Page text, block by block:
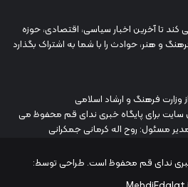
تا آخرین اخبار سیاسی، اقتصادی، حوزه
و هنر، حوادث را با شما به اشتراک بگذارد
وزارت فرهنگ و ارشاد اسلامی
برای پایگاه خبری ندای قم محفوظ می
مسئول: روح اله کرمانی جمکرانی
ندای قم محفوظ است. طراحی توسط: